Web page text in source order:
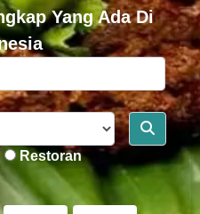
Yang Ada Di
Restoran